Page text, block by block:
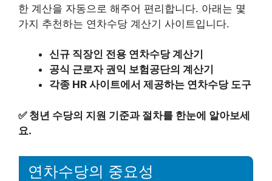
한 계산을 자동으로 해주어 편리합니다. 아래는 몇
가지 추천하는 연차수당 계산기 사이트입니다.
신규 직장인 전용 연차수당 계산기
공식 근로자 권익 보험공단의 계산기
각종 HR 사이트에서 제공하는 연차수당 도구
✅ 청년 수당의 지원 기준과 절차를 한눈에 알아보세
요.
연차수당의 중요성